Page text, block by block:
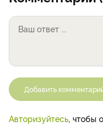
Добавить
Авторизуйтесь, чтобы